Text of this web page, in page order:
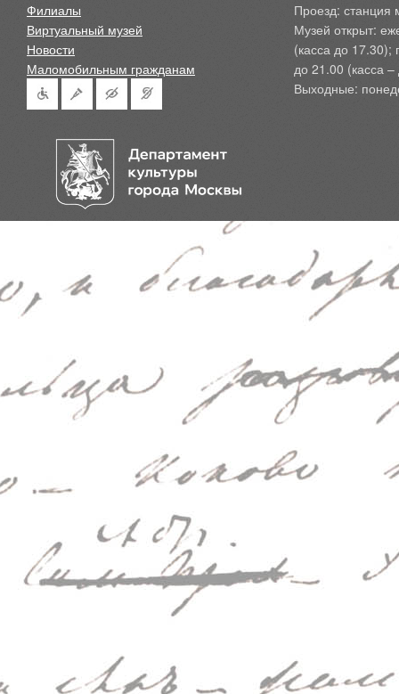
Филиалы
Виртуальный музей
Новости
Маломобильным гражданам
Проезд: станция
Музей открыт:
(касса до 17.30);
до 21.00 (касса
Выходные: